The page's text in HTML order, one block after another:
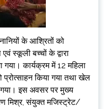
के आश्रितों को
स्कूली बच्चों के द्वारा
कार्यक्रम में 12 महिला
किया गया तथा खेल
गया। इस अवसर पर मुख्य
मिश्र, संयुक्त मजिस्ट्रेट/